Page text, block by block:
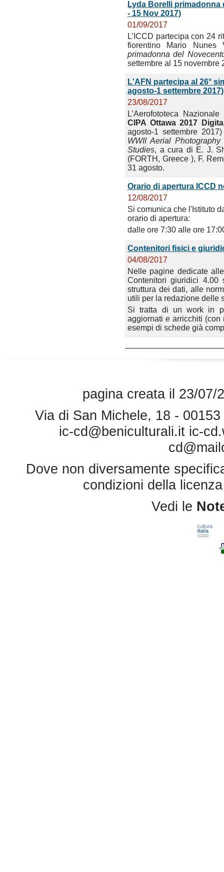
Lyda Borelli primadonna
- 15 Nov 2017)
01/09/2017
L’ICCD partecipa con 24
fiorentino Mario
primadonna del
settembre al 15 novembre
L'AFN partecipa al 26°
agosto-1 settembre 2017)
23/08/2017
L’Aerofototeca
CIPA Ottawa 2017
agosto-1 settembre
WWII Aerial
Studies, a cura di E. J.
(FORTH, Greece ), F.
31 agosto.
Orario di apertura ICCD
12/08/2017
Si comunica che l'Istituto
orario di apertura:
dalle ore 7:30 alle ore
Contenitori fisici e
04/08/2017
Nelle pagine dedicate
Contenitori giuridici
struttura dei dati, alle
utili per la redazione delle
Si tratta di un work in
aggiornati e arricchiti
esempi di schede già
pagina creata il 23/07/
Via di San Michele, 18 -
ic-cd@beniculturali.it ic-
Dove non diversamente
condizioni della
Vedi le